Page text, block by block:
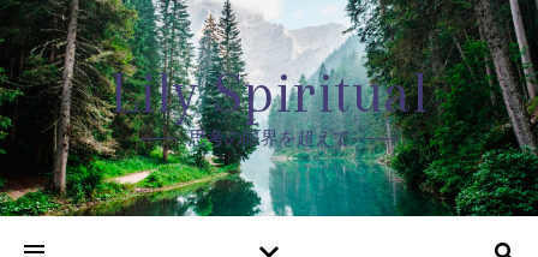
Lily Spiritual
思考の限界を超えて